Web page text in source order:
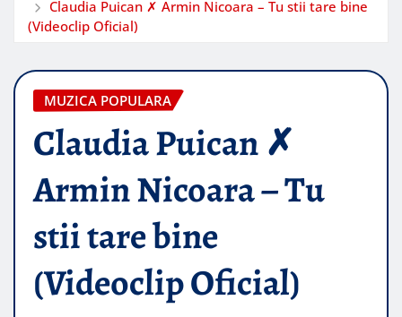
Claudia Puican ✗ Armin Nicoara – Tu stii tare bine
(Videoclip Oficial)
MUZICA POPULARA
Claudia Puican ✗
Armin Nicoara – Tu
stii tare bine
(Videoclip Oficial)